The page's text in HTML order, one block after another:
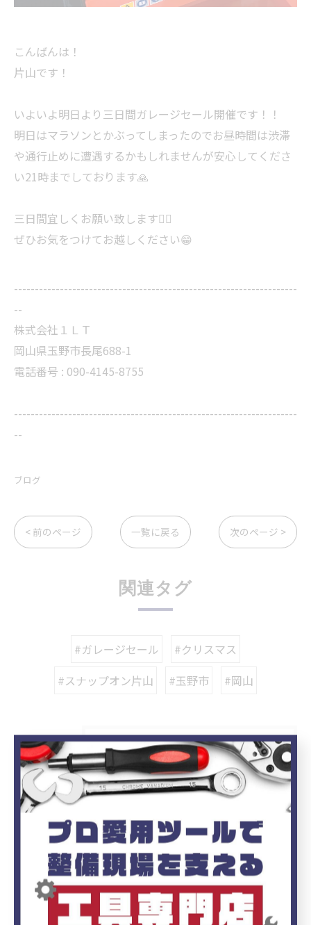
こんばんは！
片山です！
いよいよ明日より三日間ガレージセール開催です！！
明日はマラソンとかぶってしまったのでお昼時間は渋滞
や通行止めに遭遇するかもしれませんが安心してくださ
い21時までしております🙏
三日間宜しくお願い致します🙇‍♂️
ぜひお気をつけてお越しください😁
--------------------------------------------------------------------
--
株式会社１ＬＴ
岡山県玉野市長尾688-1
電話番号 : 090-4145-8755
--------------------------------------------------------------------
--
ブログ
< 前のページ 一覧に戻る 次のページ >
関連タグ
#ガレージセール
#クリスマス
#スナップオン片山
#玉野市 #岡山
カテゴリー Categories
全てのカテゴリー
お知らせ
最近の投稿
Recent